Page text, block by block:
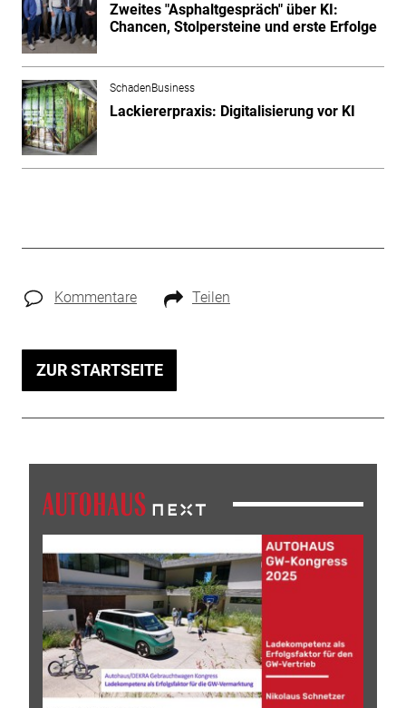
Zweites "Asphaltgespräch" über KI:
Chancen, Stolpersteine und erste Erfolge
SchadenBusiness
Lackiererpraxis: Digitalisierung vor KI
Kommentare Teilen
ZUR STARTSEITE